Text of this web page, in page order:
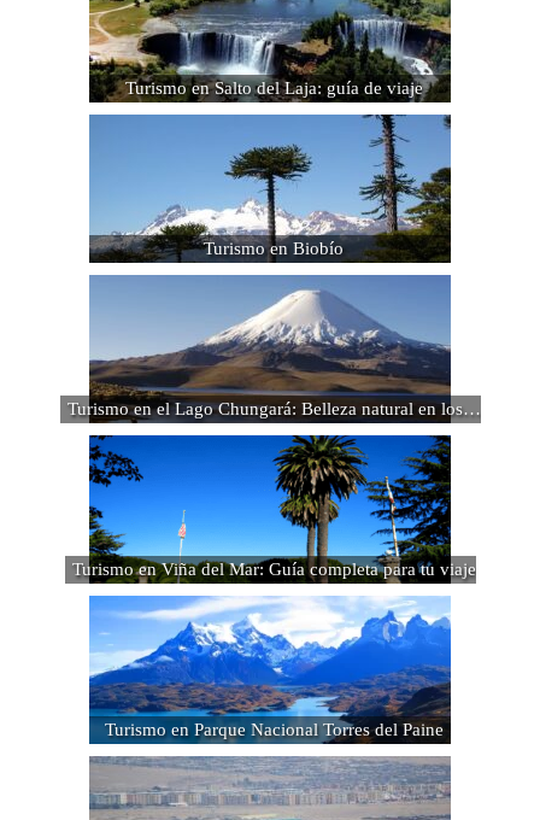
Turismo en Salto del Laja: guía de viaje
Turismo en Biobío
Turismo en el Lago Chungará: Belleza natural en los…
Turismo en Viña del Mar: Guía completa para tu viaje
Turismo en Parque Nacional Torres del Paine